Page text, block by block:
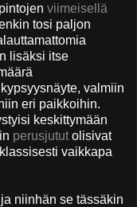
viimeisellä
tosi paljon
lisäksi itse
valmiin
eri paikkoihin.
keskittymään
perusjutut olisivat
vaikkapa
ja niinhän se tässäkin